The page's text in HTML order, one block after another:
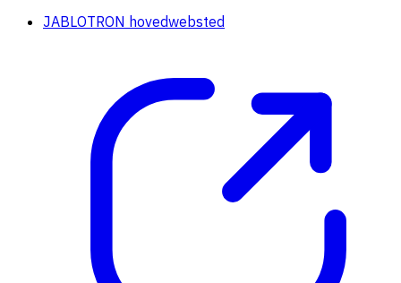
JABLOTRON hovedwebsted